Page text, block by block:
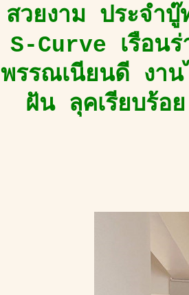
สวยงาม ประจำ
S-Curve เรือน
พรรณเนียนดี งาน
ฝัน ลุคเรียบร้